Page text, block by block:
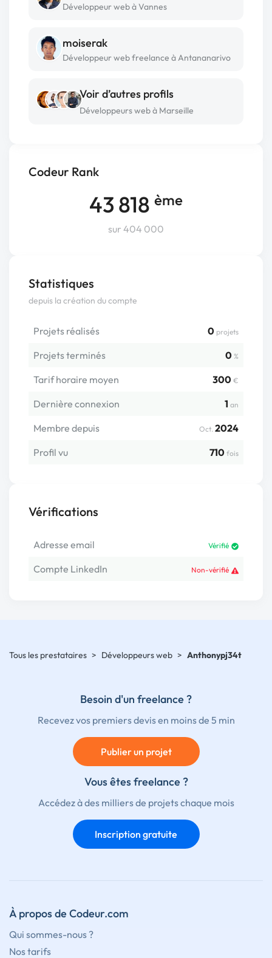
Codeur Rank
43 818 ème
sur 404 000
Statistiques
depuis la création du compte
Projets réalisés 0 projets
Projets terminés 0 %
Tarif horaire moyen 300 €
Dernière connexion 1 an
Membre depuis Oct. 2024
Profil vu
710 fois
Vérifications
Adresse email Vérifié
Compte LinkedIn Non-vérifié
Développeur web à Vannes
moiserak
Développeur web freelance à Antananarivo
Voir d’autres profils
Développeurs web à Marseille
Tous les prestataires > Développeurs web > Anthonypj34t
Besoin d'un freelance ?
Recevez vos premiers devis en moins de 5 min
Publier un projet
Vous êtes freelance ?
Accédez à des milliers de projets chaque mois
Inscription gratuite
À propos de Codeur.com
Qui sommes-nous ?
Nos tarifs